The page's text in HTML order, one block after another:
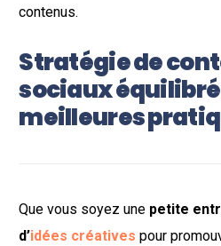
contenus.
Stratégie de
sociaux
meilleures
Que vous soyez une petite
d’idées créatives pour